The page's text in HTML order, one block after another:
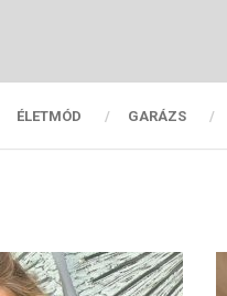
ÉLETMÓD GARÁZS